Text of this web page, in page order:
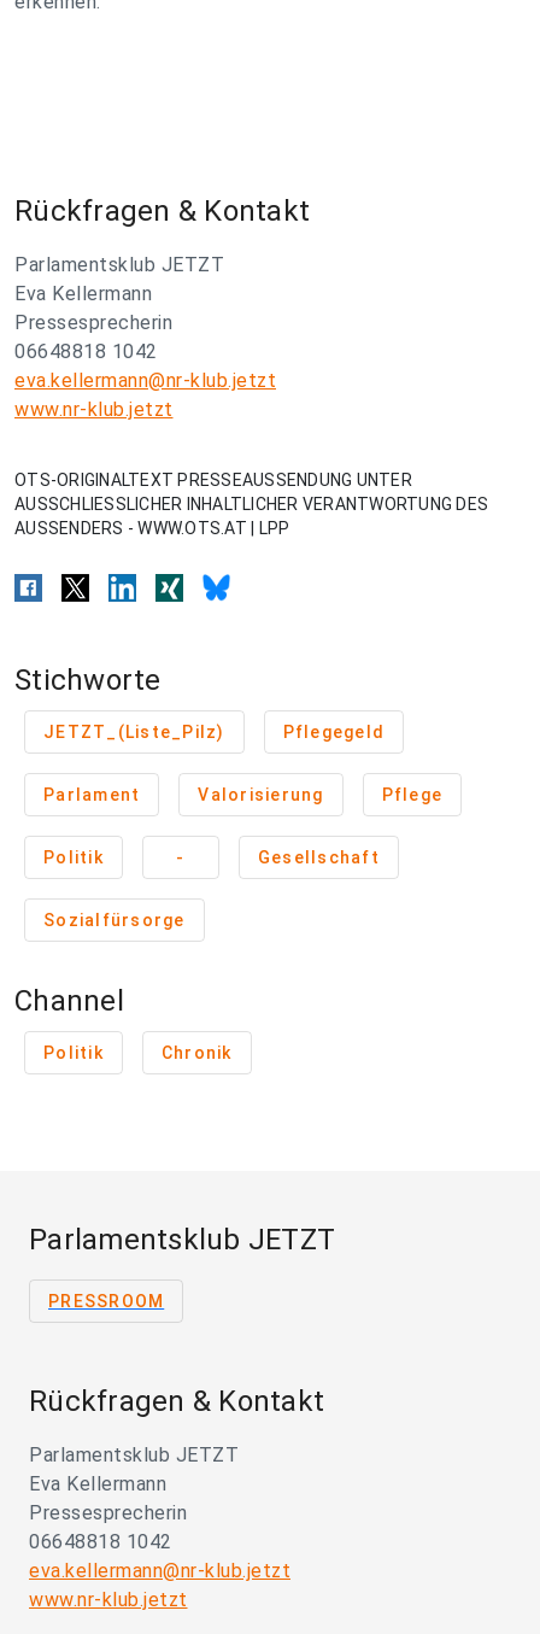
Rückfragen & Kontakt
Parlamentsklub JETZT
Eva Kellermann
Pressesprecherin
06648818 1042
eva.kellermann@nr-klub.jetzt
www.nr-klub.jetzt
OTS-ORIGINALTEXT PRESSEAUSSENDUNG UNTER
AUSSCHLIESSLICHER INHALTLICHER VERANTWORTUNG DES
AUSSENDERS - WWW.OTS.AT | LPP
Stichworte
JETZT_(Liste_Pilz) Pflegegeld
Parlament Valorisierung Pflege
Politik - Gesellschaft
Sozialfürsorge
Channel
Politik Chronik
Parlamentsklub JETZT
PRESSROOM
Rückfragen & Kontakt
Parlamentsklub JETZT
Eva Kellermann
Pressesprecherin
06648818 1042
eva.kellermann@nr-klub.jetzt
www.nr-klub.jetzt